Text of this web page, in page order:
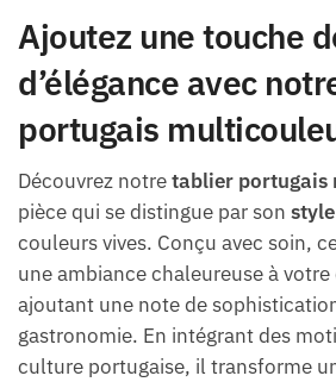
Ajoutez une touche
d’élégance avec
portugais
Découvrez notretablier portugais
pièce qui se distingue par son style
couleurs vives. Conçu avec soin,
une ambiance chaleureuse à
ajoutant une note de
gastronomie. En intégrant des
culture portugaise, il transforme